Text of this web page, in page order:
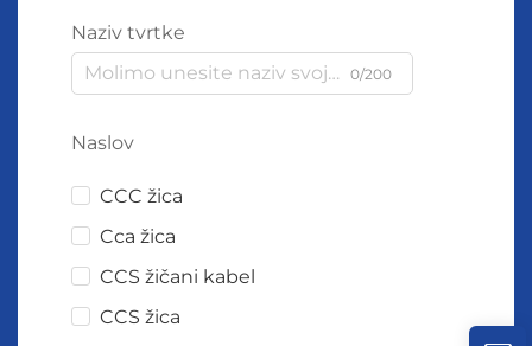
Naziv tvrtke
0/200
Naslov
CCC žica
Cca žica
CCS žičani kabel
CCS žica